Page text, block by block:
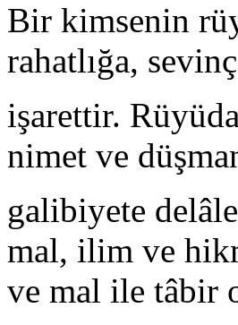
Bir kimsenin
rahatlığa,
işarettir.
nimet ve
galibiyete
mal, ilim ve
ve mal ile tâbir